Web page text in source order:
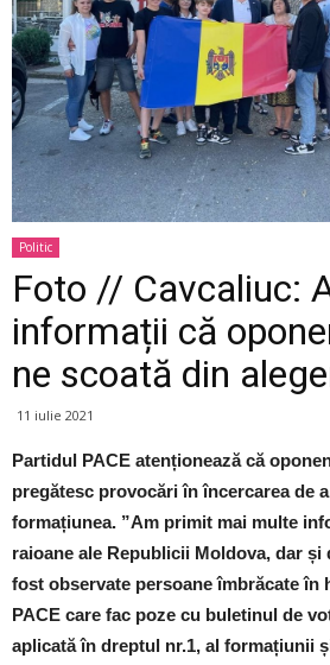
Politic
Foto // Cavcaliuc:
informații că
ne scoată din
11 iulie 2021
Partidul PACE atenționează că
pregătesc provocări în încercarea de
formațiunea. ”Am primit mai multe
raioane ale Republicii Moldova, dar și
fost observate persoane îmbrăcate în
PACE care fac poze cu buletinul de
aplicată în dreptul nr.1, al formațiunii